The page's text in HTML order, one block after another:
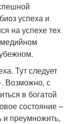
успеха и
на успехе тех
Тут следует
Возможно, с
в богатой
состояние –
и преумножить,